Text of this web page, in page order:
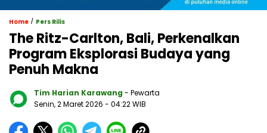
Home / Pers Rilis
The Ritz-Carlton, Bali, Perkenalkan
Program Eksplorasi Budaya yang
Penuh Makna
Tim Harian Karawang - Pewarta
Senin, 2 Maret 2026 - 04:22 WIB